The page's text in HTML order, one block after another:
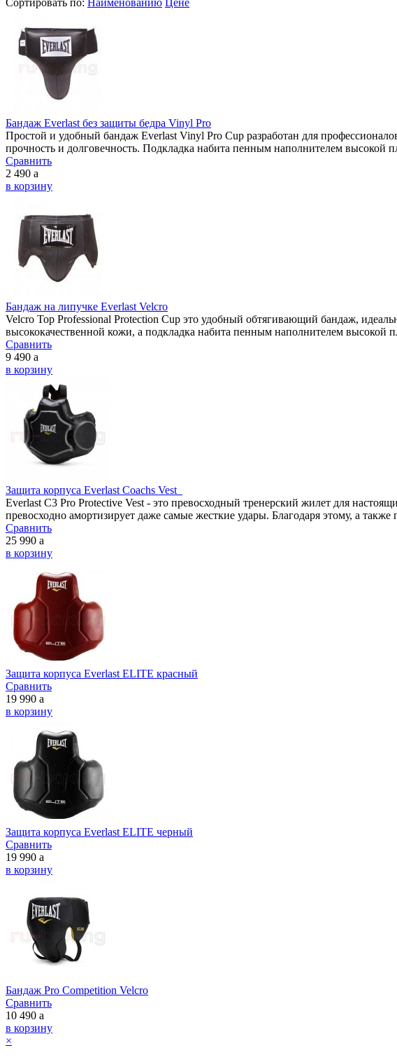
Сортировать по: Наименованию Цене
Бандаж Everlast без защиты бедра Vinyl Pro
Простой и удобный бандаж Everlast Vinyl Pro Cup разработан для
прочность и долговечность. Подкладка набита пенным наполнителем высокой
Сравнить
2 490 a
в корзину
Бандаж на липучке Everlast Velcro
Velcro Top Professional Protection Cup это удобный обтягивающий бандаж,
высококачественной кожи, а подкладка набита пенным наполнителем высокой
Сравнить
9 490 a
в корзину
Защита корпуса Everlast Coachs Vest
Everlast C3 Pro Protective Vest - это превосходный тренерский жилет для
превосходно амортизирует даже самые жесткие удары. Благодаря этому, а
Сравнить
25 990 a
в корзину
Защита корпуса Everlast ELITE красный
Сравнить
19 990 a
в корзину
Защита корпуса Everlast ELITE черный
Сравнить
19 990 a
в корзину
Бандаж Pro Competition Velcro
Сравнить
10 490 a
в корзину
×